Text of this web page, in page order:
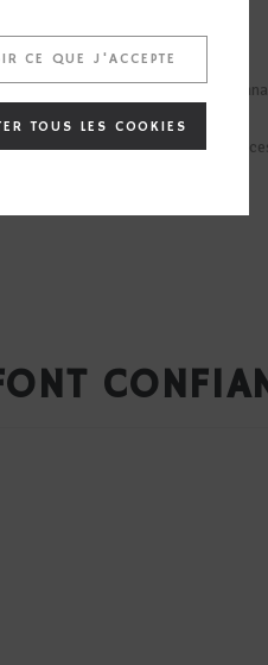
CE QUE J'ACCEPTE
TOUS LES COOKIES
de nombreux services
température…
contrôles 2D et 3D sur vos